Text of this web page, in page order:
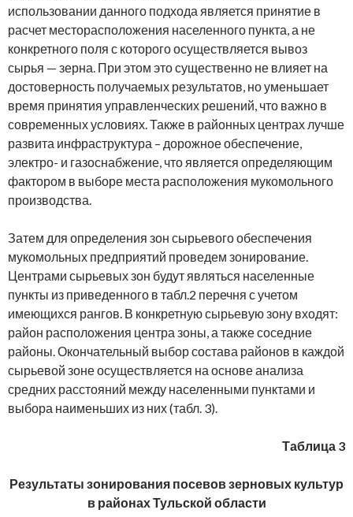
использовании данного подхода является принятие в
расчет месторасположения населенного пункта, а не
конкретного поля с которого осуществляется вывоз
сырья — зерна. При этом это существенно не влияет на
достоверность получаемых результатов, но уменьшает
время принятия управленческих решений, что важно в
современных условиях. Также в районных центрах лучше
развита инфраструктура – дорожное обеспечение,
электро- и газоснабжение, что является определяющим
фактором в выборе места расположения мукомольного
производства.
Затем для определения зон сырьевого обеспечения
мукомольных предприятий проведем зонирование.
Центрами сырьевых зон будут являться населенные
пункты из приведенного в табл.2 перечня с учетом
имеющихся рангов. В конкретную сырьевую зону входят:
район расположения центра зоны, а также соседние
районы. Окончательный выбор состава районов в каждой
сырьевой зоне осуществляется на основе анализа
средних расстояний между населенными пунктами и
выбора наименьших из них (табл. 3).
Таблица 3
Результаты зонирования посевов зерновых культур
в районах Тульской области